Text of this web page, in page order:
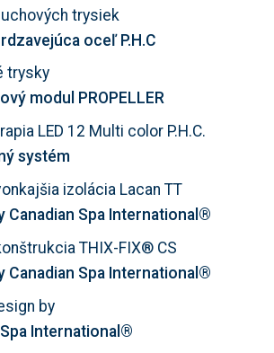
trysiek
oceľ P.H.C
trysky
modul PROPELLER
LED 12 Multi color P.H.C.
systém
izolácia Lacan TT
Canadian Spa International®
THIX-FIX® CS
Canadian Spa International®
by
International®